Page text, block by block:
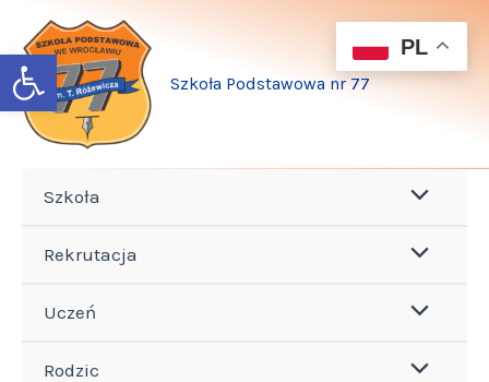
Open toolbar
Przejdź
treści
Szkoła Podstawowa nr 77
Szkoła
Rekrutacja
Uczeń
Rodzic
PL